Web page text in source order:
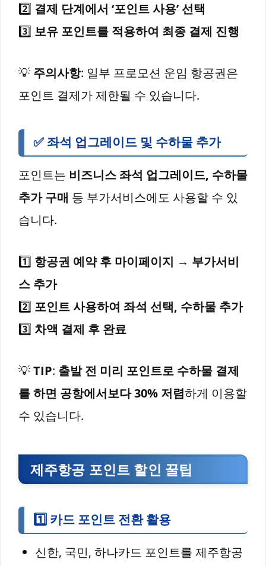
2️⃣ 결제 단계에서 ‘포인트 사용’ 선택
3️⃣ 보유 포인트를 적용하여 최종 결제 진행
💡 주의사항: 일부 프로모션 운임 항공권은
포인트 결제가 제한될 수 있습니다.
✅ 좌석 업그레이드 및 수하물 추가
포인트는 비즈니스 좌석 업그레이드, 수하물
추가 구매 등 부가서비스에도 사용할 수 있
습니다.
1️⃣ 항공권 예약 후 마이페이지 → 부가서비
스 추가
2️⃣ 포인트 사용하여 좌석 선택, 수하물 추가
3️⃣ 차액 결제 후 완료
💡TIP: 출발 전 미리 포인트로 수하물 결제
를 하면 공항에서보다 30% 저렴하게 이용할
수 있습니다.
제주항공 포인트 할인 꿀팁
1️⃣ 카드 포인트 전환 활용
신한, 국민, 하나카드 포인트를 제주항공